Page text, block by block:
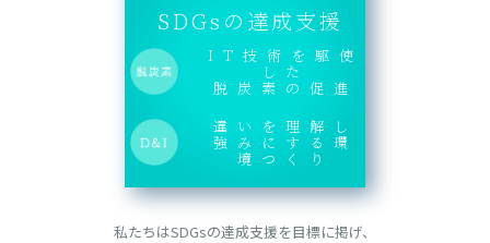
SDGsの達成支援
IT技術を駆使
した
脱炭素の促進
違いを理解し
強みにする環
境つくり
私たちはSDGsの達成支援を目標に掲げ、